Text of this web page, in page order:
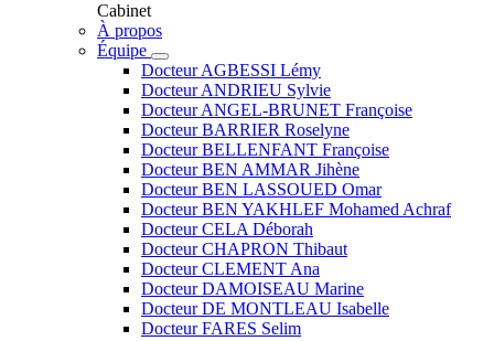
Cabinet
À propos
Équipe
Docteur AGBESSI Lémy
Docteur ANDRIEU Sylvie
Docteur ANGEL-BRUNET Françoise
Docteur BARRIER Roselyne
Docteur BELLENFANT Françoise
Docteur BEN AMMAR Jihène
Docteur BEN LASSOUED Omar
Docteur BEN YAKHLEF Mohamed Achraf
Docteur CELA Déborah
Docteur CHAPRON Thibaut
Docteur CLEMENT Ana
Docteur DAMOISEAU Marine
Docteur DE MONTLEAU Isabelle
Docteur FARES Selim